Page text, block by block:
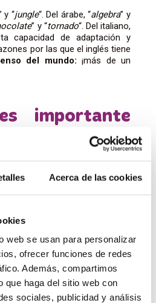
Acerca de las cookies
web se usan para personalizar
ofrecer funciones de redes
Además, compartimos
que haga del sitio web con
sociales, publicidad y análisis
y “jungle“. Del árabe, “algebra” y
” y “tornado“. Del italiano,
capacidad de adaptación y
por las que el inglés tiene
del mundo: ¡más de un
importante
historia de la
inquietud intelectual, sino que
tiene ciertas reglas:
explicaciones históricas.
más fácilmente: conocer el
conexiones mentales.